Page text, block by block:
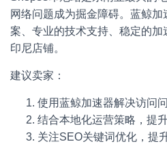
网络问题成为掘金障碍。蓝鲸
案、专业的技术支持、稳定的
印尼店铺。
建议卖家：
使用蓝鲸加速器解决访问
结合本地化运营策略，提
关注SEO关键词优化，提